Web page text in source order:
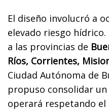
El diseño involucró a
elevado riesgo
a las provincias de
Ríos, Corrientes,
Ciudad Autónoma de
propuso consolidar
operará respetando